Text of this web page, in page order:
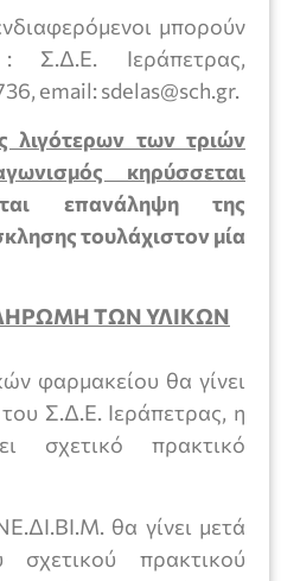
μπορούν
Σ.Δ.Ε. Ιεράπετρας,
email: sdelas@sch.gr.
λιγότερων των τριών
κηρύσσεται
επανάληψη της
τουλάχιστον μία
ΤΩΝ ΥΛΙΚΩΝ
φαρμακείου θα γίνει
Σ.Δ.Ε. Ιεράπετρας, η
σχετικό πρακτικό
θα γίνει μετά
πρακτικού